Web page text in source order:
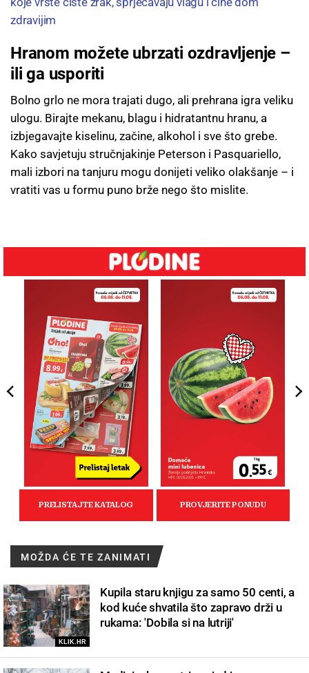
zdravijim
Hranom možete ubrzati ozdravljenje –
ili ga usporiti
Bolno grlo ne mora trajati dugo, ali prehrana igra veliku
ulogu. Birajte mekanu, blagu i hidratantnu hranu, a
izbjegavajte kiselinu, začine, alkohol i sve što grebe.
Kako savjetuju stručnjakinje Peterson i Pasquariello,
mali izbori na tanjuru mogu donijeti veliko olakšanje – i
vratiti vas u formu puno brže nego što mislite.
MOŽDA ĆE TE ZANIMATI
KLIK.HR
Kupila staru knjigu za samo 50 centi, a
kod kuće shvatila što zapravo drži u
rukama: 'Dobila si na lutriji'